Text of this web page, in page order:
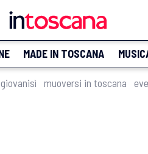
MADE IN TOSCANA
giovanisì muoversi in toscana